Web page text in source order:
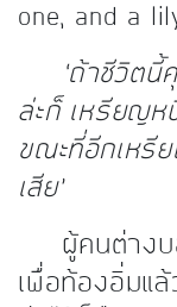
one, and a
‘ถ้าชีวิตนี้คุ
ล่ะก็ เหรียญห
ขณะที่อีกเหรี
เสีย’
ผู้คนต่างบอ
เพื่อท้องอิ่มแ